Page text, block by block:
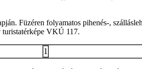
Füzéren folyamatos pihenés-,
turistatérképe VKÚ 117.
1